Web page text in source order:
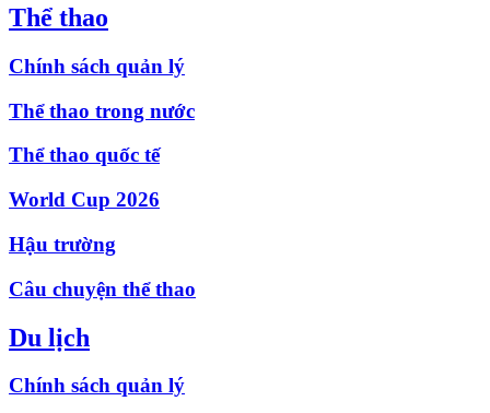
Thể thao
Chính sách quản lý
Thể thao trong nước
Thể thao quốc tế
World Cup 2026
Hậu trường
Câu chuyện thể thao
Du lịch
Chính sách quản lý